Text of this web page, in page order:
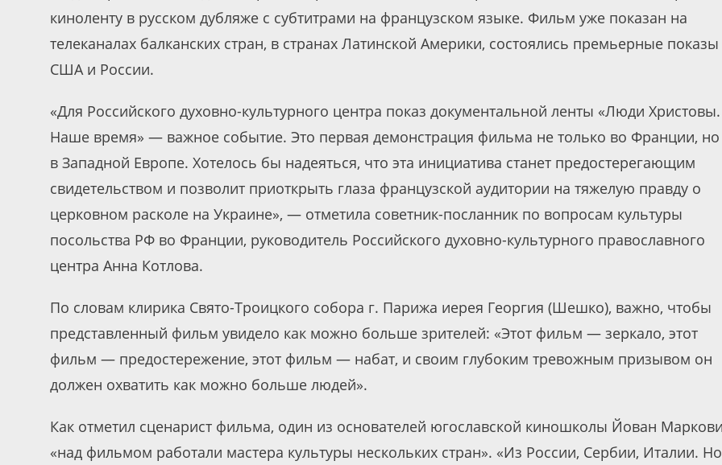
киноленту в русском дубляже с субтитрами на французском языке. Фильм уже показан на
телеканалах балканских стран, в странах Латинской Америки, состоялись премьерные показы
США и России.
«Для Российского духовно-культурного центра показ документальной ленты «Люди Христовы.
Наше время» — важное событие. Это первая демонстрация фильма не только во Франции,
в Западной Европе. Хотелось бы надеяться, что эта инициатива станет предостерегающим
свидетельством и позволит приоткрыть глаза французской аудитории на тяжелую правду о
церковном расколе на Украине», — отметила советник-посланник по вопросам культуры
посольства РФ во Франции, руководитель Российского духовно-культурного православного
центра Анна Котлова.
По словам клирика Свято-Троицкого собора г. Парижа иерея Георгия (Шешко), важно, чтобы
представленный фильм увидело как можно больше зрителей: «Этот фильм — зеркало, этот
фильм — предостережение, этот фильм — набат, и своим глубоким тревожным призывом он
должен охватить как можно больше людей».
Как отметил сценарист фильма, один из основателей югославской киношколы Йован
«над фильмом работали мастера культуры нескольких стран». «Из России, Сербии, Италии. Но